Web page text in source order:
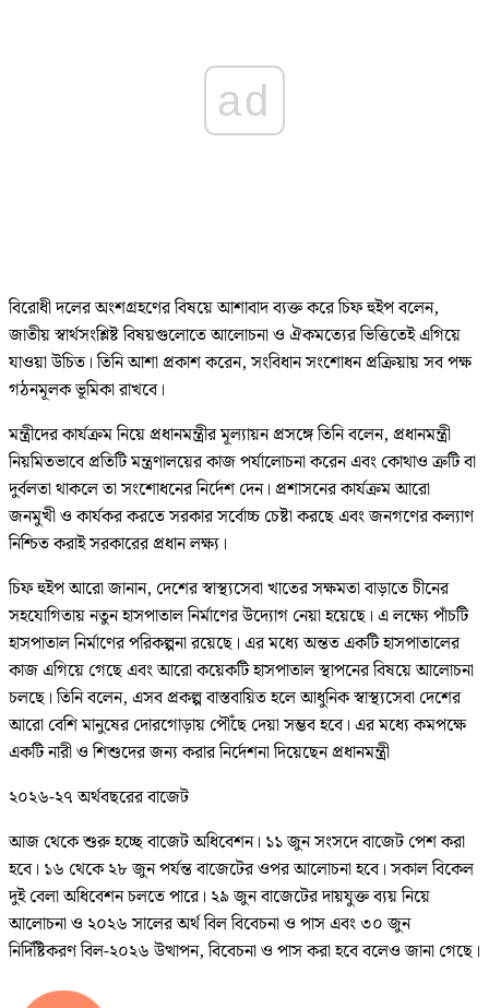
ad
বিরোধী দলের অংশগ্রহণের বিষয়ে আশাবাদ ব্যক্ত করে চিফ হুইপ বলেন,
জাতীয় স্বার্থসংশ্লিষ্ট বিষয়গুলোতে আলোচনা ও ঐকমত্যের ভিত্তিতেই এগিয়ে
যাওয়া উচিত। তিনি আশা প্রকাশ করেন, সংবিধান সংশোধন প্রক্রিয়ায় সব পক্ষ
গঠনমূলক ভূমিকা রাখবে।
মন্ত্রীদের কার্যক্রম নিয়ে প্রধানমন্ত্রীর মূল্যায়ন প্রসঙ্গে তিনি বলেন, প্রধানমন্ত্রী
নিয়মিতভাবে প্রতিটি মন্ত্রণালয়ের কাজ পর্যালোচনা করেন এবং কোথাও ত্রুটি বা
দুর্বলতা থাকলে তা সংশোধনের নির্দেশ দেন। প্রশাসনের কার্যক্রম আরো
জনমুখী ও কার্যকর করতে সরকার সর্বোচ্চ চেষ্টা করছে এবং জনগণের কল্যাণ
নিশ্চিত করাই সরকারের প্রধান লক্ষ্য।
চিফ হুইপ আরো জানান, দেশের স্বাস্থ্যসেবা খাতের সক্ষমতা বাড়াতে চীনের
সহযোগিতায় নতুন হাসপাতাল নির্মাণের উদ্যোগ নেয়া হয়েছে। এ লক্ষ্যে পাঁচটি
হাসপাতাল নির্মাণের পরিকল্পনা রয়েছে। এর মধ্যে অন্তত একটি হাসপাতালের
কাজ এগিয়ে গেছে এবং আরো কয়েকটি হাসপাতাল স্থাপনের বিষয়ে আলোচনা
চলছে। তিনি বলেন, এসব প্রকল্প বাস্তবায়িত হলে আধুনিক স্বাস্থ্যসেবা দেশের
আরো বেশি মানুষের দোরগোড়ায় পৌঁছে দেয়া সম্ভব হবে। এর মধ্যে কমপক্ষে
একটি নারী ও শিশুদের জন্য করার নির্দেশনা দিয়েছেন প্রধানমন্ত্রী
২০২৬-২৭ অর্থবছরের বাজেট
আজ থেকে শুরু হচ্ছে বাজেট অধিবেশন। ১১ জুন সংসদে বাজেট পেশ করা
হবে। ১৬ থেকে ২৮ জুন পর্যন্ত বাজেটের ওপর আলোচনা হবে। সকাল বিকেল
দুই বেলা অধিবেশন চলতে পারে। ২৯ জুন বাজেটের দায়যুক্ত ব্যয় নিয়ে
আলোচনা ও ২০২৬ সালের অর্থ বিল বিবেচনা ও পাস এবং ৩০ জুন
নির্দিষ্টিকরণ বিল-২০২৬ উত্থাপন, বিবেচনা ও পাস করা হবে বলেও জানা গেছে।